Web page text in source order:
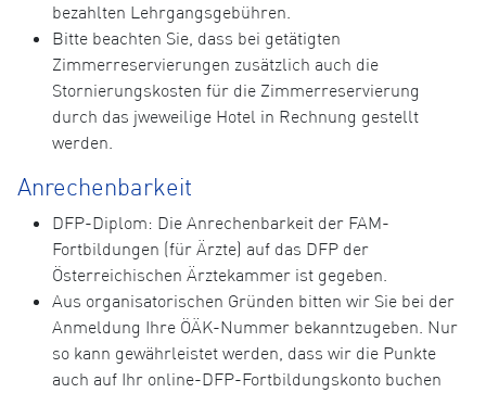
bezahlten Lehrgangsgebühren.
Bitte beachten Sie, dass bei getätigten
Zimmerreservierungen zusätzlich auch die
Stornierungskosten für die Zimmerreservierung
durch das jweweilige Hotel in Rechnung gestellt
werden.
Anrechenbarkeit
DFP-Diplom: Die Anrechenbarkeit der FAM-
Fortbildungen (für Ärzte) auf das DFP der
Österreichischen Ärztekammer ist gegeben.
Aus organisatorischen Gründen bitten wir Sie bei der
Anmeldung Ihre ÖÄK-Nummer bekanntzugeben. Nur
so kann gewährleistet werden, dass wir die Punkte
auch auf Ihr online-DFP-Fortbildungskonto buchen